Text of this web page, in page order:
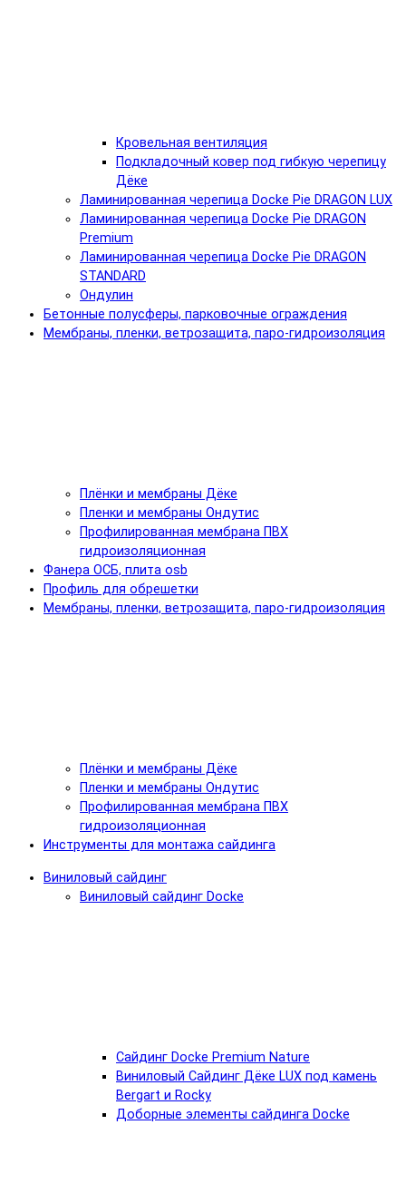
Кровельная вентиляция
Подкладочный ковер под гибкую черепицу
Дёке
Ламинированная черепица Docke Pie DRAGON LUX
Ламинированная черепица Docke Pie DRAGON
Premium
Ламинированная черепица Docke Pie DRAGON
STANDARD
Ондулин
Бетонные полусферы, парковочные ограждения
Мембраны, пленки, ветрозащита, паро-гидроизоляция
Плёнки и мембраны Дёке
Пленки и мембраны Ондутис
Профилированная мембрана ПВХ
гидроизоляционная
Фанера ОСБ, плита osb
Профиль для обрешетки
Мембраны, пленки, ветрозащита, паро-гидроизоляция
Плёнки и мембраны Дёке
Пленки и мембраны Ондутис
Профилированная мембрана ПВХ
гидроизоляционная
Инструменты для монтажа сайдинга
Виниловый сайдинг
Виниловый сайдинг Docke
Cайдинг Docke Premium Nature
Виниловый Сайдинг Дёке LUX под камень
Bergart и Rocky
Доборные элементы сайдинга Docke